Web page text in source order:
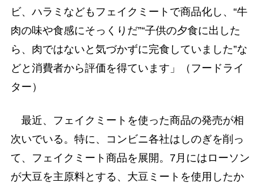
ビ、ハラミなどもフェイクミートで商品化し、“牛
肉の味や食感にそっくりだ”“子供の夕食に出した
ら、肉ではないと気づかずに完食していました”な
どと消費者から評価を得ています」（フードライ
ター）
最近、フェイクミートを使った商品の発売が相
次いでいる。特に、コンビニ各社はしのぎを削っ
て、フェイクミート商品を展開。7月にはローソン
が大豆を主原料とする、大豆ミートを使用したか